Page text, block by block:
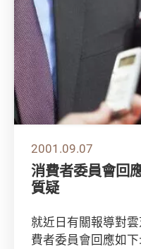
2001.09.07
消費者委員會回
質疑
就近日有關報導對
費者委員會回應如